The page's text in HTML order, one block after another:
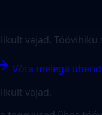
vajad.
Võta meiega
vajad.